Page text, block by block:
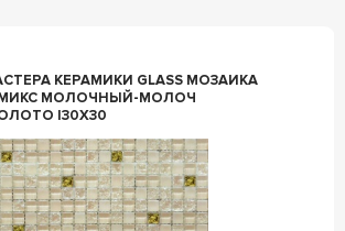
КЕРАМИКИ GLASS МОЗАИКА
МИКС МОЛОЧНЫЙ-МОЛОЧ
|30X30